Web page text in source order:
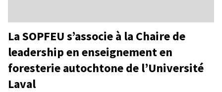
La SOPFEU s’associe à la Chaire de
leadership en enseignement en
foresterie autochtone de l’Université
Laval